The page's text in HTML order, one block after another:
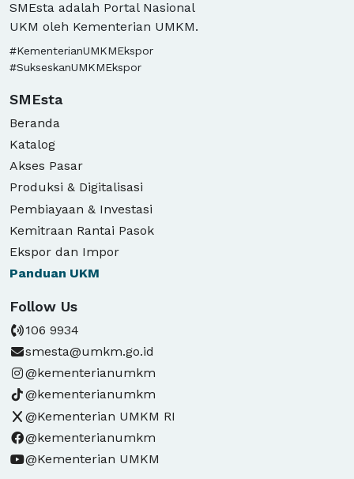
SMEsta adalah Portal Nasional
UKM oleh Kementerian UMKM.
#KementerianUMKMEkspor
#SukseskanUMKMEkspor
SMEsta
Beranda
Katalog
Akses Pasar
Produksi & Digitalisasi
Pembiayaan & Investasi
Kemitraan Rantai Pasok
Ekspor dan Impor
Panduan UKM
Follow Us
106 9934
smesta@umkm.go.id
@kementerianumkm
@kementerianumkm
@Kementerian UMKM RI
@kementerianumkm
@Kementerian UMKM